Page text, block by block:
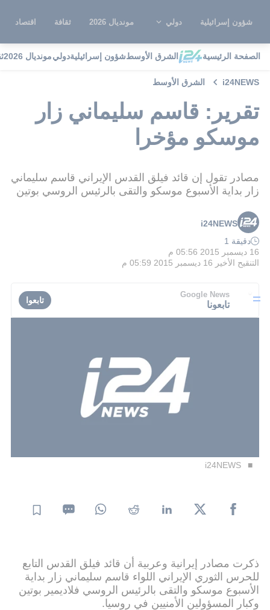
شؤون إسرائيلية دولي مونديال 2026 ثقافة اقتصاد
الصفحة الرئيسية الشرق الأوسطشؤون إسرائيليةدوليمونديال 2026
i24NEWS الشرق الأوسط
تقرير: قاسم سليماني زار
موسكو مؤخرا
مصادر تقول إن قائد فيلق القدس الإيراني قاسم سليماني
زار بداية الأسبوع موسكو والتقى بالرئيس الروسي بوتين
i24NEWS
دقيقة 1
16 ديسمبر 2015 05:56 م
التنقيح الأخير 16 ديسمبر 2015 05:59 م
Google News
تابعونا تابعوا
i24NEWS
ذكرت مصادر إيرانية وعربية أن قائد فيلق القدس التابع
للحرس الثوري الإيراني اللواء قاسم سليماني زار بداية
الأسبوع موسكو والتقى بالرئيس الروسي فلاديمير بوتين
وكبار المسؤولين الأمنيين في روسيا.